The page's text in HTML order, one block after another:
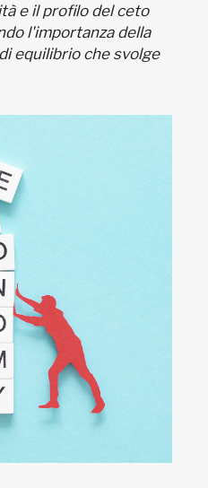
e il profilo del ceto
l'importanza della
equilibrio che svolge